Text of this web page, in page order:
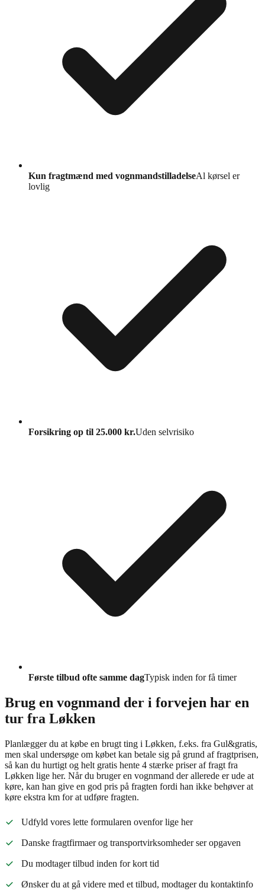
Kun fragtmænd med vognmandstilladelseAl kørsel er
lovlig
Forsikring op til 25.000 kr.Uden selvrisiko
Første tilbud ofte samme dagTypisk inden for få timer
Brug en vognmand der i forvejen har en
tur fra Løkken
Planlægger du at købe en brugt ting i Løkken, f.eks. fra Gul&gratis,
men skal undersøge om købet kan betale sig på grund af fragtprisen,
så kan du hurtigt og helt gratis hente 4 stærke priser af fragt fra
Løkken lige her. Når du bruger en vognmand der allerede er ude at
køre, kan han give en god pris på fragten fordi han ikke behøver at
køre ekstra km for at udføre fragten.
Udfyld vores lette formularen ovenfor lige her
Danske fragtfirmaer og transportvirksomheder ser opgaven
Du modtager tilbud inden for kort tid
Ønsker du at gå videre med et tilbud, modtager du kontaktinfo